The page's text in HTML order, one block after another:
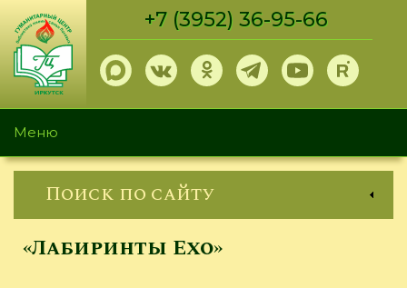
Перейти
основному
содержанию
+7 (3952) 36-95-66
Меню
Поиск по сайту
«Лабиринты Ехо»